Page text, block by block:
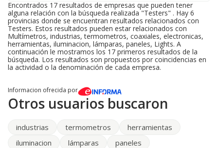
Encontrados 17 resultados de empresas que pueden tener
alguna relación con la búsqueda realizada "Testers" . Hay 6
provincias donde se encuentran resultados relacionados con
Testers. Estos resultados pueden estar relacionados con
Multímetros, industrias, termometros, coaxiales, electronicas,
herramientas, iluminacion, lámparas, paneles, Lights. A
continuación le mostramos los 17 primeros resultados de la
búsqueda. Los resultados son propuestos por coincidencias en
la actividad o la denominación de cada empresa.
Informacion ofrecida por
Otros usuarios buscaron
industrias termometros
herramientas
iluminacion
lámparas
paneles